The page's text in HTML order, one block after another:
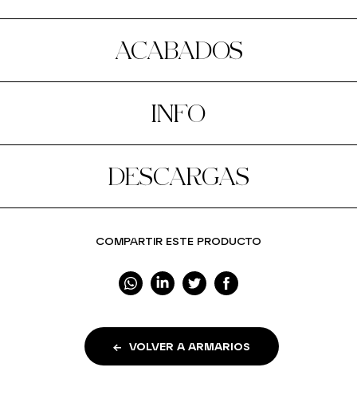
ACABADOS
INFO
DESCARGAS
COMPARTIR ESTE PRODUCTO
VOLVER A ARMARIOS